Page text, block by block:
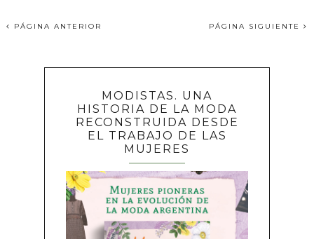
PÁGINA ANTERIOR PÁGINA SIGUIENTE
MODISTAS. UNA
HISTORIA DE LA MODA
RECONSTRUIDA DESDE
EL TRABAJO DE LAS
MUJERES